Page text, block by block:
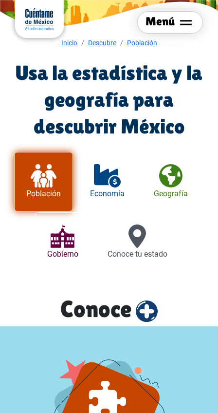
Ir al
contenido
principal
Menú
Menú del sitio
Menú de navegación
Inicio Descubre Población
Usa la estadística y la
geografía para
descubrir México
Población Economía Geografía
Gobierno Conoce tu estado
Conoce